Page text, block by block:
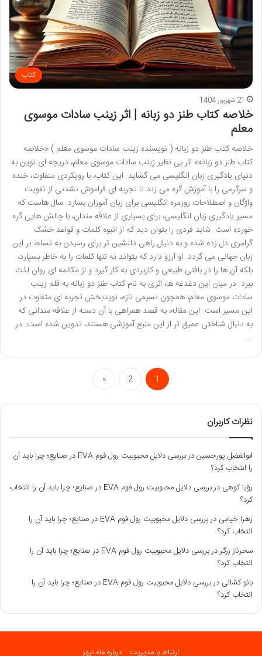
کتاب
21 شهریور 1404
خلاصه کتاب طنز دو زبانه | اثر زینب سادات موسوی
معلم
خلاصه کتاب طنز دو زبانه ( نویسنده زینب سادات موسوی معلم ) «خلاصه
کتاب طنز دو زبانه» اثر بی نظیر زینب سادات موسوی معلم، دریچه ای نوین به
دنیای یادگیری زبان انگلیسی می گشاید. این کتاب، با رویکردی متفاوت، خنده
و سرگرمی را با آموزش گره می زند تا تجربه ای فراموش نشدنی از تقویت
واژگان و اصطلاحات روزمره انگلیسی برای زبان آموزان بسازد. سال هاست که
مسیر یادگیری زبان انگلیسی، برای بسیاری از علاقه مندان، با چالش هایی گره
خورده است. شاید فردی را بتوان دید که از انبوه کلمات و قواعد خشک
گرامری دل زده شده و به دنبال راهی دلنشین تر برای رسیدن به تسلط بر این
زبان جهانی می گردد. او آرزو دارد که بتواند نه تنها کلمات را به خاطر بسپارد،
بلکه آن ها را در بافتی طبیعی و کاربردی به کار گیرد و از مکالمه ای روان لذت
ببرد. در میان این دغدغه ها، اثری به نام کتاب طنز دو زبانه به قلم زینب
سادات موسوی معلم، همچون نسیمی تازه، نویدبخش تجربه ای متفاوت در
این مسیر است. این مقاله، به قصد همراهی با آن دسته از علاقه مندانی که
به دنبال شناختی عمیق تر از این منبع آموزشی هستند، تدوین شده است. در
…
1
2
»
نظرات کاربران
ابوالفضل پورحسیندر
بررسی دلایل محبوبیت رول فوم EVA در صنایع؛ چرا باید آن
را انتخاب کرد؟
رؤیا کوهی در
بررسی دلایل محبوبیت رول فوم EVA در صنایع؛ چرا باید آن را انتخاب
کرد؟
زهرا خیامی در
بررسی دلایل محبوبیت رول فوم EVA در صنایع؛ چرا باید آن را
انتخاب کرد؟
سحرناز زرگردر
بررسی دلایل محبوبیت رول فوم EVA در صنایع؛ چرا باید آن را
انتخاب کرد؟
بانو کشانی در
بررسی دلایل محبوبیت رول فوم EVA در صنایع؛ چرا باید آن را
انتخاب کرد؟
ارتباط با مدیریت درباره ماه نیوز